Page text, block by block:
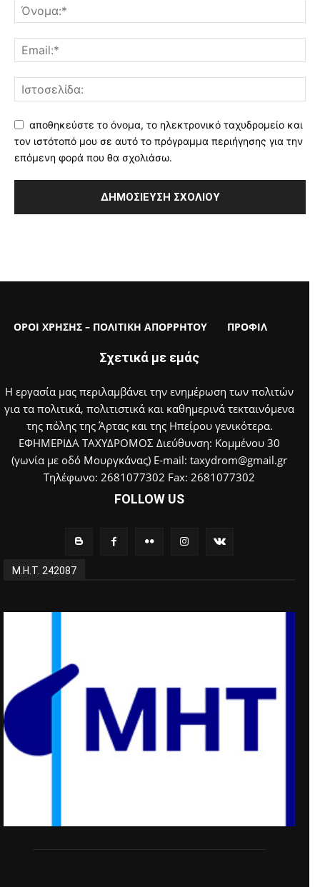
αποθηκεύστε το όνομα, το ηλεκτρονικό ταχυδρομείο και
τον ιστότοπό μου σε αυτό το πρόγραμμα περιήγησης για την
επόμενη φορά που θα σχολιάσω.
ΟΡΟΙ ΧΡΗΣΗΣ – ΠΟΛΙΤΙΚΗ ΑΠΟΡΡΗΤΟΥ ΠΡΟΦΙΛ
Σχετικά με εμάς
Η εργασία μας περιλαμβάνει την ενημέρωση των πολιτών
για τα πολιτικά, πολιτιστικά και καθημερινά τεκταινόμενα
της πόλης της Άρτας και της Ηπείρου γενικότερα.
ΕΦΗΜΕΡΙΔΑ ΤΑΧΥΔΡΟΜΟΣ Διεύθυνση: Κομμένου 30
(γωνία με οδό Μουργκάνας) E-mail: taxydrom@gmail.gr
Τηλέφωνο: 2681077302 Fax: 2681077302
FOLLOW US
Μ.Η.Τ. 242087